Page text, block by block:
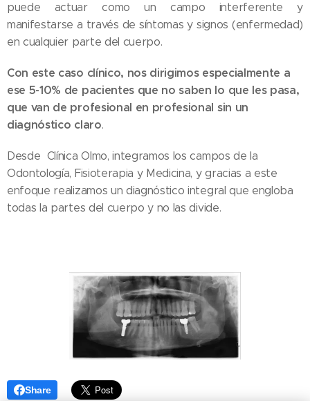
puede actuar como un campo interferente y
manifestarse a través de síntomas y signos (enfermedad)
en cualquier parte del cuerpo.
Con este caso clínico, nos dirigimos especialmente a
ese 5-10% de pacientes que no saben lo que les pasa,
que van de profesional en profesional sin un
diagnóstico claro.
Desde Clínica Olmo, integramos los campos de la
Odontología, Fisioterapia y Medicina, y gracias a este
enfoque realizamos un diagnóstico integral que engloba
todas la partes del cuerpo y no las divide.
Share